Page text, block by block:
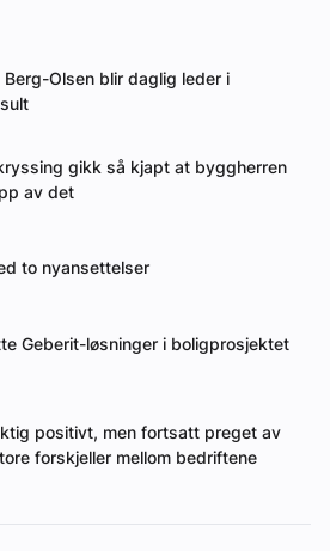
Berg-Olsen blir daglig leder i
gikk så kjapt at byggherren
av det
to nyansettelser
Geberit-løsninger i boligprosjektet
positivt, men fortsatt preget av
forskjeller mellom bedriftene